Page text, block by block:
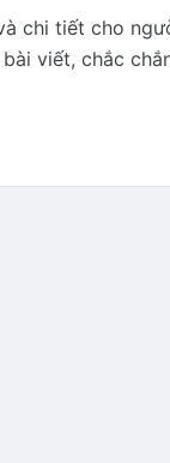
chi tiết cho
viết, chắc